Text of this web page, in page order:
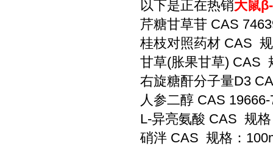
以下是正在热销大鼠
芹糖甘草苷 CAS
桂枝对照药材 CAS
甘草(胀果甘草) CAS
右旋糖酐分子量D3
人参二醇 CAS
L-异亮氨酸 CAS 规
硝泮 CAS 规格：